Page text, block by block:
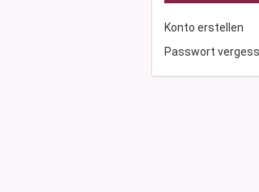
Konto erstellen
Passwort